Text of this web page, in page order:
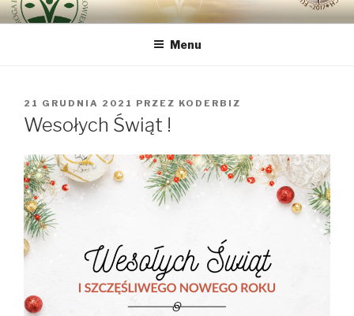
Przeskocz
do
DROGA INTEGRALNEJ
ODNOWY CZŁOWIEKA VIA
bo najważniejszy jest Człowiek
Menu
OPUBLIKOWANE
W
21 GRUDNIA 2021 PRZEZ KODERBIZ
Wesołych Świąt !